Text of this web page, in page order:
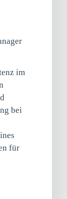
im
bei
für